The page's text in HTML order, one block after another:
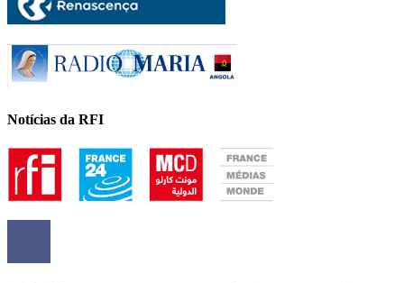
Notícias da RFI